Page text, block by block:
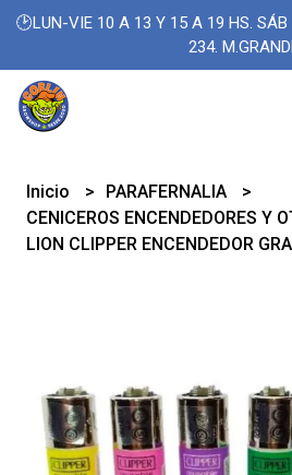
🕑LUN-VIE 10 A 13 Y 15 A 19 HS.
234.
Inicio
PARAFERNALIA
CENICEROS ENCENDEDORES Y
LION CLIPPER ENCENDEDOR